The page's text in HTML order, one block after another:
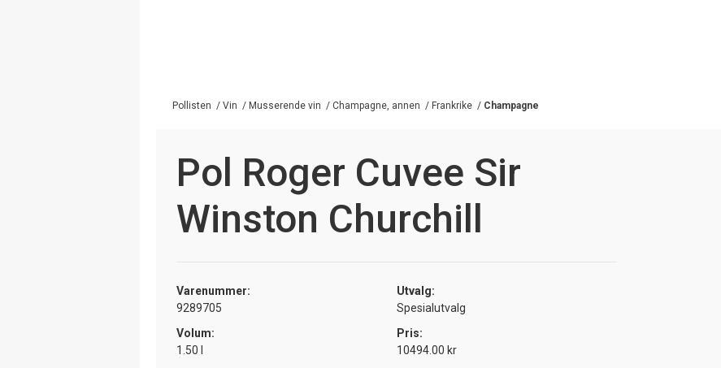
Pollisten / Vin / Musserende vin / Champagne, annen / Frankrike / Champagne
Pol Roger Cuvee Sir
Winston Churchill
Varenummer:
9289705
Utvalg:
Spesialutvalg
Volum:
1.50 l
Pris:
10494.00 kr